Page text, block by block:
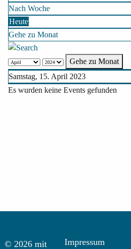
Nach Woche
Heute
Gehe zu Monat
Gehe zu Monat
Samstag, 15. April 2023
Es wurden keine Events gefunden
© 2026 mit Impressum